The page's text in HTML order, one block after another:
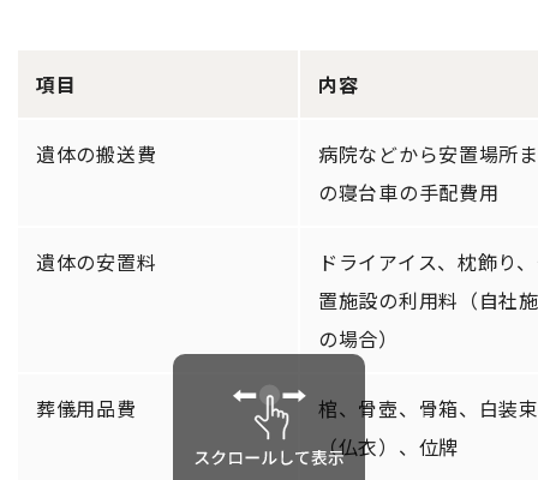
項目 内容
遺体の搬送費
病院などから安置場所
の寝台車の手配費用
遺体の安置料
ドライアイス、枕飾り
置施設の利用料（自社
の場合）
葬儀用品費
棺、骨壺、骨箱、白装束
（仏衣）、位牌